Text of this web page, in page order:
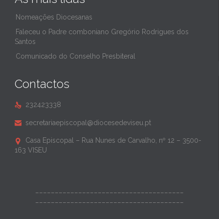
Nomeações Diocesanas
Faleceu o Padre comboniano Gregório Rodrigues dos
Santos
Comunicado do Conselho Presbiteral
Contactos
 232423338
 secretariaepiscopal@diocesedeviseu.pt

Casa Episcopal – Rua Nunes de Carvalho, nº 12 – 3500-
163 VISEU